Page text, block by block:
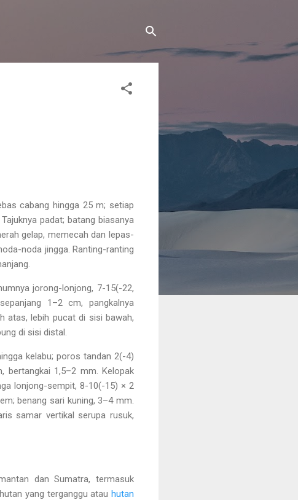
cabang hingga 25 m; setiap
padat; batang biasanya
gelap, memecah dan lepas-
noda jingga. Ranting-ranting
jorong-lonjong, 7-15(-22,
1–2 cm, pangkalnya
atas, lebih pucat di sisi bawah,
di sisi distal.
kelabu; poros tandan 2(-4)
bertangkai 1,5–2 mm. Kelopak
lonjong-sempit, 8-10(-15) × 2
benang sari kuning, 3–4 mm.
samar vertikal serupa rusuk,
dan Sumatra, termasuk
yang terganggu atauhutan